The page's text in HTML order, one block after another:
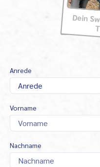
Dein
Anrede
Vorname
Nachname